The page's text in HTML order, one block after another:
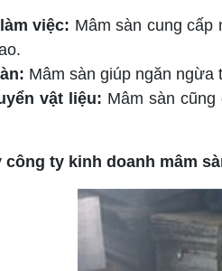
việc: Mâm sàn cung cấp
Mâm sàn giúp ngăn ngừa
vật liệu: Mâm sàn
công ty kinh doanh mâm